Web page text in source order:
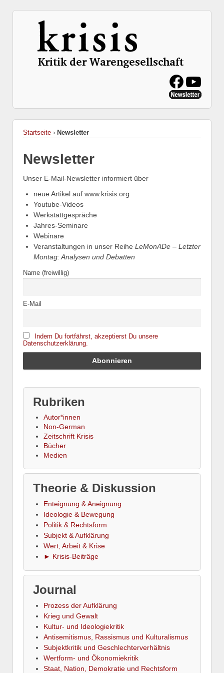
Startseite › Newsletter
Newsletter
Unser E-Mail-Newsletter informiert über
neue Artikel auf www.krisis.org
Youtube-Videos
Werkstattgespräche
Jahres-Seminare
Webinare
Veranstaltungen in unser Reihe LeMonADe – Letzter
Montag: Analysen und Debatten
Name (freiwillig)
E-Mail
Indem Du fortfährst, akzeptierst Du unsere
Datenschutzerklärung.
Rubriken
Autor*innen
Non-German
Zeitschrift Krisis
Bücher
Medien
Theorie & Diskussion
Enteignung & Aneignung
Ideologie & Bewegung
Politik & Rechtsform
Subjekt & Aufklärung
Wert, Arbeit & Krise
► Krisis-Beiträge
Journal
Prozess der Aufklärung
Krieg und Gewalt
Kultur- und Ideologiekritik
Antisemitismus, Rassismus und Kulturalismus
Subjektkritik und Geschlechterverhältnis
Wertform- und Ökonomiekritik
Staat, Nation, Demokratie und Rechtsform